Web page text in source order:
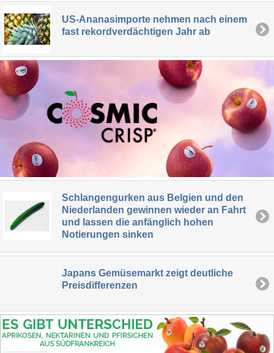
US-Ananasimporte nehmen nach einem
fast rekordverdächtigen Jahr ab
Schlangengurken aus Belgien und den
Niederlanden gewinnen wieder an Fahrt
und lassen die anfänglich hohen
Notierungen sinken
Japans Gemüsemarkt zeigt deutliche
Preisdifferenzen